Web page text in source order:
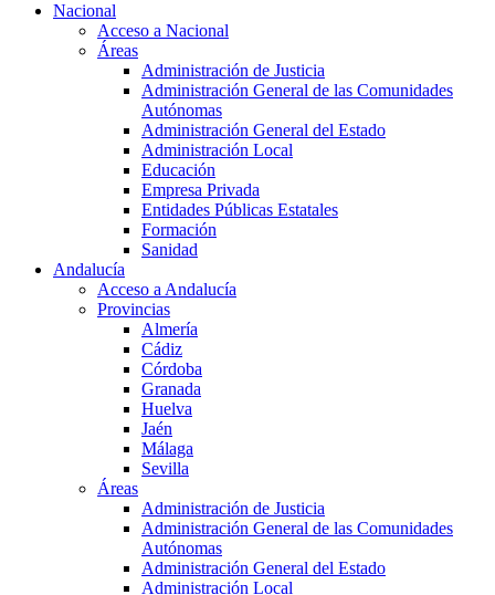
Nacional
Acceso a Nacional
Áreas
Administración de Justicia
Administración General de las Comunidades
Autónomas
Administración General del Estado
Administración Local
Educación
Empresa Privada
Entidades Públicas Estatales
Formación
Sanidad
Andalucía
Acceso a Andalucía
Provincias
Almería
Cádiz
Córdoba
Granada
Huelva
Jaén
Málaga
Sevilla
Áreas
Administración de Justicia
Administración General de las Comunidades
Autónomas
Administración General del Estado
Administración Local